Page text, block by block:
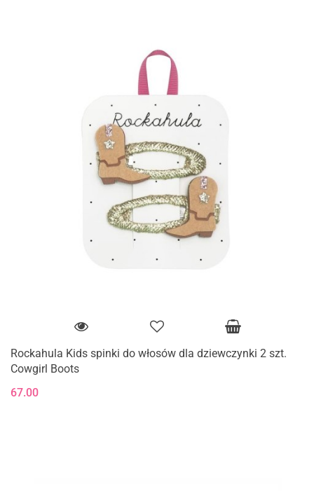
Rockahula Kids spinki do włosów dla dziewczynki 2 szt.
Cowgirl Boots
67.00